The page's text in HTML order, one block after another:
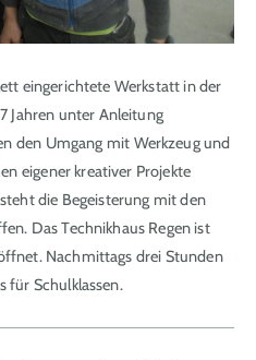
eingerichtete Werkstatt in der
Jahren unter Anleitung
den Umgang mit Werkzeug und
eigener kreativer Projekte
die Begeisterung mit den
Das Technikhaus Regen ist
Nachmittags drei Stunden
für Schulklassen.